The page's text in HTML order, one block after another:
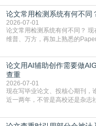
但很多人忽略了，AI生成的内
含大量已公开的学术内容、网络
复片
论文常用检测系统有何不同
2026-07-01
论文常用检测系统有何不同？ 现在高校和期刊常用的论文查重系统主要是知网、
维普、万方，再加上熟悉的
查数值误导。知网（CNKI）是
生联合比对库，能比历届学长论
库，期刊投稿用AMLMC/SML
论文用AI辅助创作需要做
查重
2026-07-01
现在写毕业论文、投核心期刊，
近一两年，不管是高校还是杂志
真的太亏。提前做AIGC检测，